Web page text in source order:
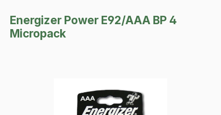
Energizer Power E92/AAA BP 4
Micropack